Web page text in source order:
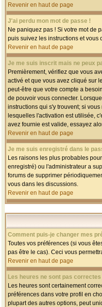
Revenir en haut de page
J'ai perdu mon mot de passe !
Ne paniquez pas ! Si votre mot de
puis suivez les instructions et vous
Revenir en haut de page
Je me suis inscrit mais ne peux
Premièrement, vérifiez que vous
activé et que vous avez cliqué sur
peut-être que votre compte a
de pouvoir vous connecter.
instructions qui s'y trouvent; si
lesquelles l'activation est utilisée,
avez fournie est valide, essayez
Revenir en haut de page
Je me suis enregistré dans le
Les raisons les plus probables
enregistré) ou l'administrateur a
forums de supprimer
vous dans les discussions.
Revenir en haut de page
Comment puis-je changer mes
Toutes vos préférences (si vous
pas être le cas). Ceci vous
Revenir en haut de page
Les heures ne sont pas correctes
Les heures sont certainement
préférences dans votre profil en
plupart des autres options, peut